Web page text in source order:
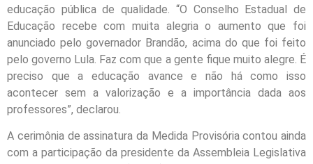
educação pública de qualidade. “O Conselho Estadual de
Educação recebe com muita alegria o aumento que foi
anunciado pelo governador Brandão, acima do que foi feito
pelo governo Lula. Faz com que a gente fique muito alegre. É
preciso que a educação avance e não há como isso
acontecer sem a valorização e a importância dada aos
professores”, declarou.
A cerimônia de assinatura da Medida Provisória contou ainda
com a participação da presidente da Assembleia Legislativa